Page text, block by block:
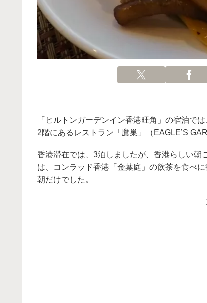
「ヒルトンガーデンイン香港旺角」の宿泊で
2階にあるレストラン「鷹巣」（EAGLE’S
香港滞在では、3泊しましたが、香港らしい朝
は、コンラッド香港「金葉庭」の飲茶を食べ
朝だけでした。